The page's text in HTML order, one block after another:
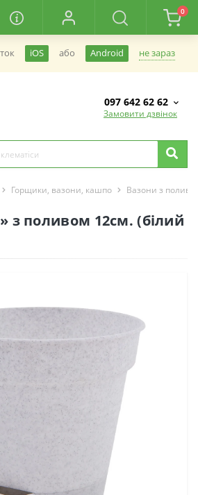
0
iOS або Android не зараз
097 642 62 62
Замовити дзвінок
Горщики, вазони, кашпо Вазони з
з поливом 12см. (білий